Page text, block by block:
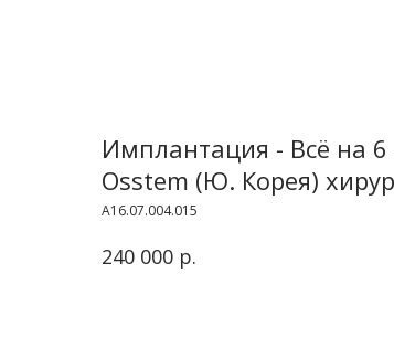
Имплантация - Всё на
Osstem (Ю. Корея)
A16.07.004.015
240 000 р.